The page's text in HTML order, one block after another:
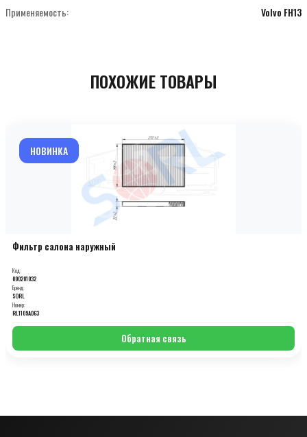
Применяемость: Volvo FH13
ПОХОЖИЕ ТОВАРЫ
НОВИНКА
Фильтр салона наружный
Код:
000201032
Бренд:
SORL
Номер:
RL1109AD63
Обратная связь